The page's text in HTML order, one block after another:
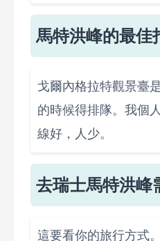
馬特洪峰的最佳
戈爾內格拉特觀景臺
的時候得排隊。我個
線好，人少。
去瑞士馬特洪峰
這要看你的旅行方式